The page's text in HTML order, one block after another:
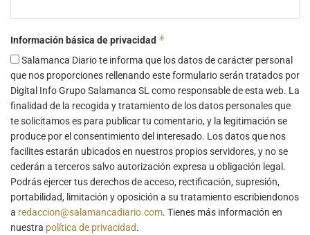
Información básica de privacidad *
Salamanca Diario te informa que los datos de carácter personal
que nos proporciones rellenando este formulario serán tratados por
Digital Info Grupo Salamanca SL como responsable de esta web. La
finalidad de la recogida y tratamiento de los datos personales que
te solicitamos es para publicar tu comentario, y la legitimación se
produce por el consentimiento del interesado. Los datos que nos
facilites estarán ubicados en nuestros propios servidores, y no se
cederán a terceros salvo autorización expresa u obligación legal.
Podrás ejercer tus derechos de acceso, rectificación, supresión,
portabilidad, limitación y oposición a su tratamiento escribiendonos
a redaccion@salamancadiario.com. Tienes más información en
nuestra política de privacidad.